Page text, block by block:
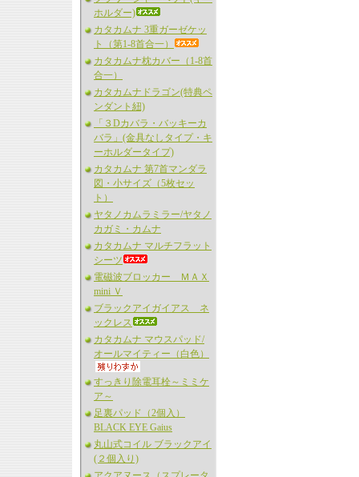
ホルダー)
カタカムナ 3重ガーゼケッ
ト（第1-8首合一）
カタカムナ枕カバー（1-8首
合一）
カタカムナドラゴン(特典ペ
ンダント紐)
「３Dカバラ・バッキーカ
バラ」(金具なしタイプ・キ
ーホルダータイプ)
カタカムナ 第7首マンダラ
図・小サイズ（5枚セッ
ト）
ヤタノカムラミラー/ヤタノ
カガミ・カムナ
カタカムナ マルチフラット
シーツ
電磁波ブロッカー ＭＡＸ
mini Ｖ
ブラックアイガイアス ネ
ックレス
カタカムナ マウスパッド/
オールマイティー（白色）
すっきり除電耳栓～ミミケ
ア～
足裏パッド（2個入）
BLACK EYE Gaius
丸山式コイル ブラックアイ
(２個入り)